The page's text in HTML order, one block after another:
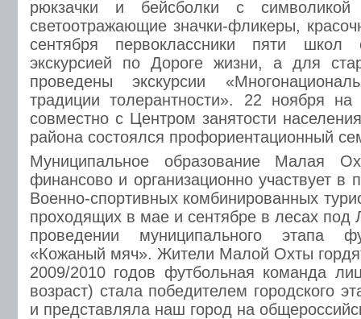
рюкзачки и бейсболки с
светоотражающие значки-фликеры,
сентября первоклассники пяти школ
экскурсией по Дороге жизни, а для
проведены экскурсии
традиции толерантности». 22 ноября
совместно с Центром занятости
района состоялся профориентационный
Муниципальное образование Малая
финансово и организационно участвует в
Военно-спортивных комбинированных
проходящих в мае и сентябре в лесах под
проведении муниципального этапа
«Кожаный мяч». Жители Малой Охты
2009/2010 годов футбольная команда
возраст) стала победителем городского
и представляла наш город на